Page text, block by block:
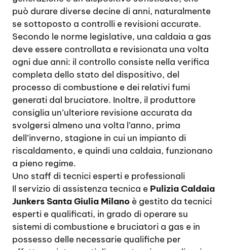
può durare diverse decine di anni, naturalmente
se sottoposto a controlli e revisioni accurate.
Secondo le norme legislative, una caldaia a gas
deve essere controllata e revisionata una volta
ogni due anni: il controllo consiste nella verifica
completa dello stato del dispositivo, del
processo di combustione e dei relativi fumi
generati dal bruciatore. Inoltre, il produttore
consiglia un’ulteriore revisione accurata da
svolgersi almeno una volta l’anno, prima
dell’inverno, stagione in cui un impianto di
riscaldamento, e quindi una caldaia, funzionano
a pieno regime.
Uno staff di tecnici esperti e professionali
Il servizio di assistenza tecnica e Pulizia Caldaia
Junkers Santa Giulia Milano è gestito da tecnici
esperti e qualificati, in grado di operare su
sistemi di combustione e bruciatori a gas e in
possesso delle necessarie qualifiche per